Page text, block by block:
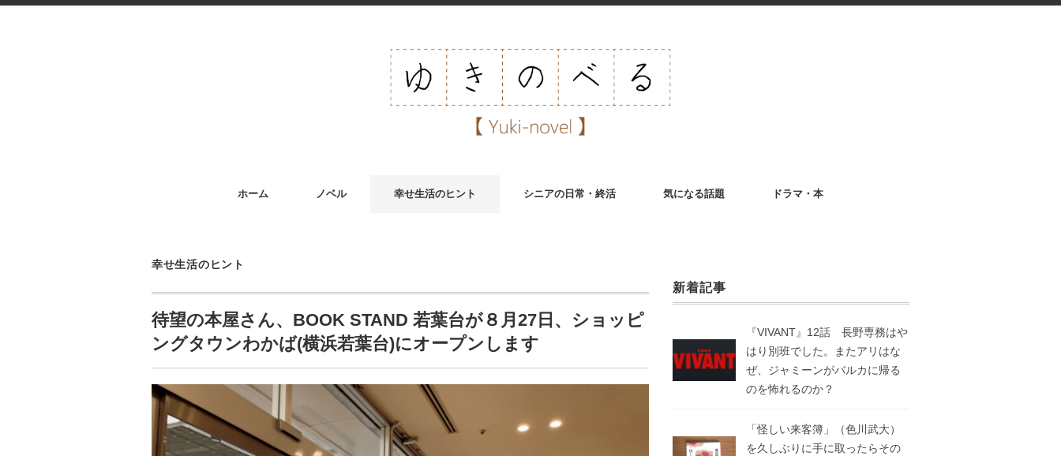
ホーム ノベル 幸せ生活のヒント シニアの日常・終活 気になる話題 ドラマ・本
幸せ生活のヒント
待望の本屋さん、BOOK STAND 若葉台が８月27日、ショッピ
ングタウンわかば(横浜若葉台)にオープンします
新着記事
『VIVANT』12話 長野専務はや
はり別班でした。またアリはな
ぜ、ジャミーンがバルカに帰る
のを怖れるのか？
「怪しい来客簿」（色川武大）
を久しぶりに手に取ったらその